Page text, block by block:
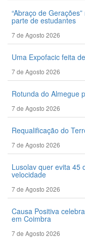
“Abraço de
parte de estudantes
7 de Agosto 2026
Uma Expofacic feita
7 de Agosto 2026
Rotunda do Almegue
7 de Agosto 2026
Requalificação do
7 de Agosto 2026
Lusolav quer evita 45
velocidade
7 de Agosto 2026
Causa Positiva
em Coimbra
7 de Agosto 2026